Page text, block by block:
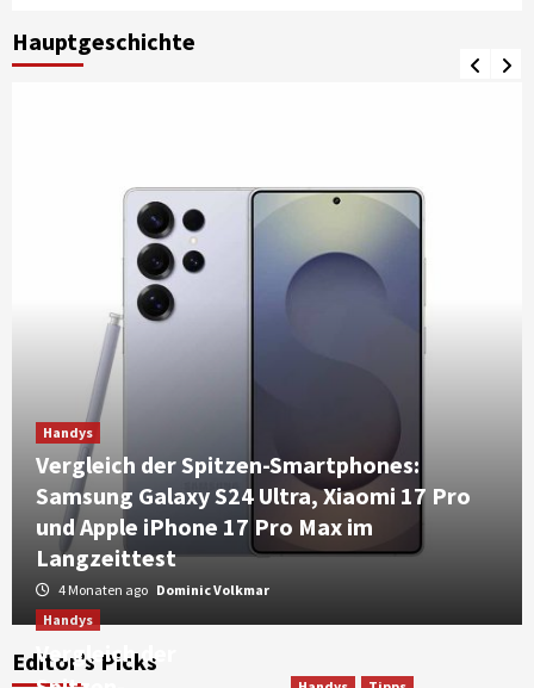
Hauptgeschichte
Handys
Vergleich der Spitzen-Smartphones:
Samsung Galaxy S24 Ultra, Xiaomi 17 Pro
und Apple iPhone 17 Pro Max im
Langzeittest
4 Monaten ago Dominic Volkmar
Editor’s Picks
Handys
Vergleich der